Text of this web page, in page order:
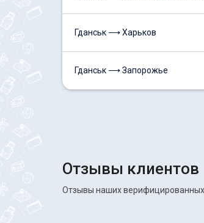
Гданськ ⟶ Харьков
Гданськ ⟶ Запорожье
Отзывы клиентов
Отзывы наших